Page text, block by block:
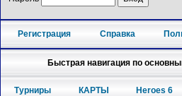
Регистрация Справка
Быстрая навигация по
Турниры КАРТЫ Heroes 6